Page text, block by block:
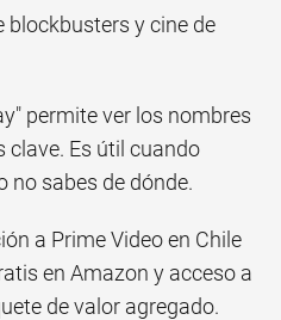
blockbusters y cine de
permite ver los nombres
clave. Es útil cuando
no sabes de dónde.
a Prime Video en Chile
en Amazon y acceso a
de valor agregado.